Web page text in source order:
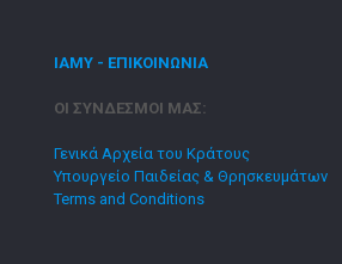
ΙΑΜΥ - ΕΠΙΚΟΙΝΩΝΙΑ
ΟΙ ΣΥΝΔΕΣΜΟΙ ΜΑΣ:
Γενικά Αρχεία του Κράτους
Υπουργείο Παιδείας & Θρησκευμάτων
Terms and Conditions